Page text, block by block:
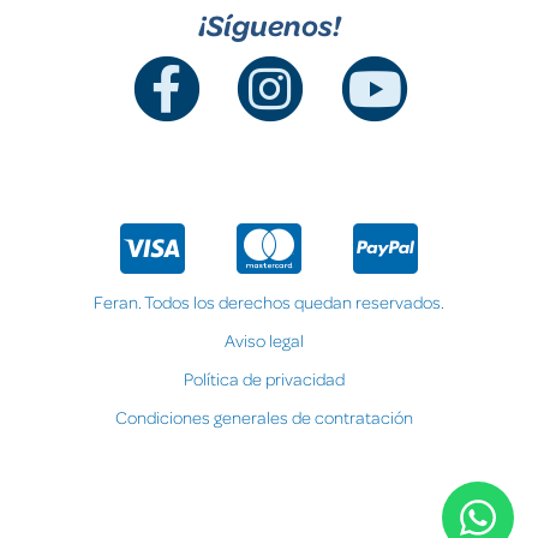
¡Síguenos!
Feran. Todos los derechos quedan reservados.
Aviso legal
Política de privacidad
Condiciones generales de contratación